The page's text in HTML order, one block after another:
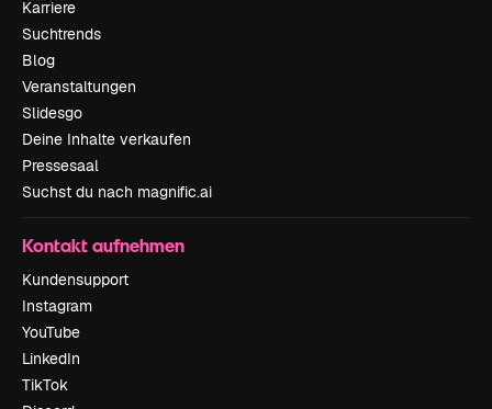
Karriere
Suchtrends
Blog
Veranstaltungen
Slidesgo
Deine Inhalte verkaufen
Pressesaal
Suchst du nach magnific.ai
Kontakt aufnehmen
Kundensupport
Instagram
YouTube
LinkedIn
TikTok